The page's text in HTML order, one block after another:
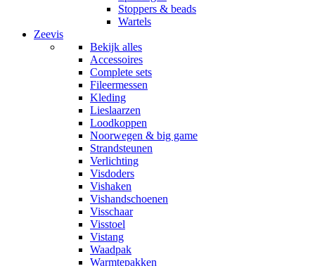
Stoppers & beads
Wartels
Zeevis
Bekijk alles
Accessoires
Complete sets
Fileermessen
Kleding
Lieslaarzen
Loodkoppen
Noorwegen & big game
Strandsteunen
Verlichting
Visdoders
Vishaken
Vishandschoenen
Visschaar
Visstoel
Vistang
Waadpak
Warmtepakken